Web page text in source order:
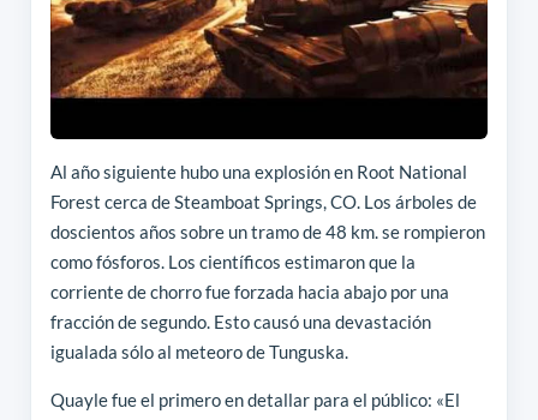
Al año siguiente hubo una explosión en Root National
Forest cerca de Steamboat Springs, CO. Los árboles de
doscientos años sobre un tramo de 48 km. se rompieron
como fósforos. Los científicos estimaron que la
corriente de chorro fue forzada hacia abajo por una
fracción de segundo. Esto causó una devastación
igualada sólo al meteoro de Tunguska.
Quayle fue el primero en detallar para el público: «El